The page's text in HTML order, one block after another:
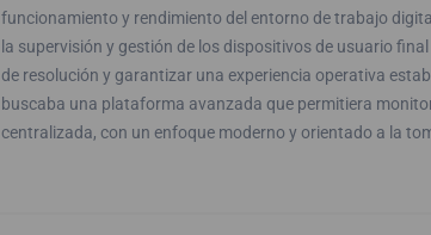
funcionamiento y rendimiento del entorno de trabajo
la supervisión y gestión de los dispositivos de usuario
de resolución y garantizar una experiencia operativa
buscaba una plataforma avanzada que permitiera
centralizada, con un enfoque moderno y orientado a la